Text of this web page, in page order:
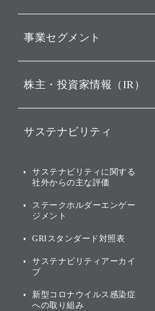
動画配信
経営理念
ビジョン
戦略
バリュー
ソフトバンクグループの歩
[AI] What dreams are made
事業セグメント
ソフトバンク・ビジョン・
その他
グループ企業一覧
株主・投資家情報（IR）
IRカレンダー
業績・財務
アニュアルレポート
株主・投資家情報（IR）に
サステナビリティ
トップメッセージ
サステナビリティの考え方
ガバナンス
投資先のサステナビリティ
サステナビリティに関する
社外からの主な評価
ステークホルダーエンゲー
ジメント
GRIスタンダード対照表
サステナビリティアーカイ
ブ
新型コロナウイルス感染症
への取り組み